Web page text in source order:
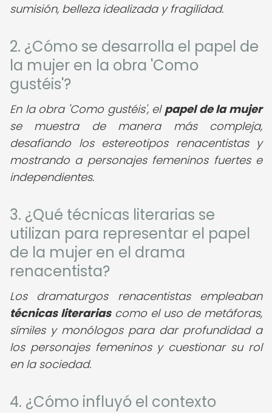
sumisión, belleza idealizada y fragilidad.
2. ¿Cómo se desarrolla el papel de
la mujer en la obra 'Como
gustéis'?
En la obra 'Como gustéis', el papel de la mujer
se muestra de manera más compleja,
desafiando los estereotipos renacentistas y
mostrando a personajes femeninos fuertes e
independientes.
3. ¿Qué técnicas literarias se
utilizan para representar el papel
de la mujer en el drama
renacentista?
Los dramaturgos renacentistas empleaban
técnicas literariascomo el uso de metáforas,
símiles y monólogos para dar profundidad a
los personajes femeninos y cuestionar su rol
en la sociedad.
4. ¿Cómo influyó el contexto